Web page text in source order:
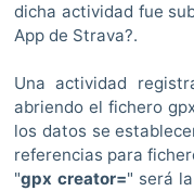
dicha actividad fue
App de Strava?.
Una actividad
abriendo el fichero
los datos se
referencias para
"gpx creator=" será